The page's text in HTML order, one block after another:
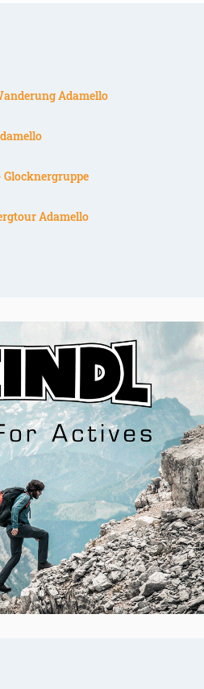
Adamello
Glocknergruppe
Adamello